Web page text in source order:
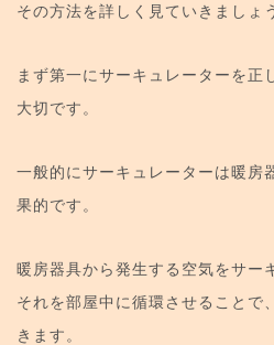
その方法を詳しく見ていきましょ
まず第一にサーキュレーターを正
大切です。
一般的にサーキュレーターは暖房
果的です。
暖房器具から発生する空気をサー
それを部屋中に循環させることで
きます。